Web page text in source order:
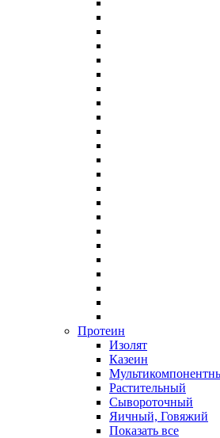
Протеин
Изолят
Казеин
Растительный
Сывороточный
Яичный, Говяжий
Показать все